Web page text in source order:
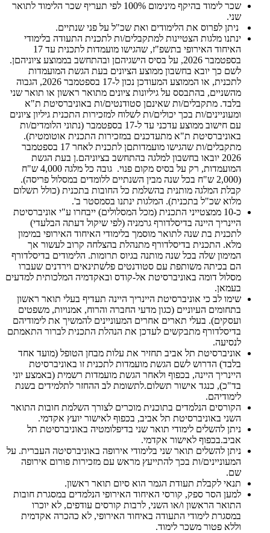
שכר לימוד בהיקף מינימום 100% לפי תעריף שכר הלימוד לתואר
שני.
ניתן לפרוס את הלימודים ואת שכ"ל על פני שנתיים.
ינתנו מלגות הצטיינות למתקבלים/ות לתכנית התעודה בלימודי
האיחוד האירופי בתשפ"ז, שהגישו מועמדות לתכנית עד 17
בספטמבר 2026, על בסיס הישגיהםן ובהתחשב בממוצע ציוניהםן.
לשם כך יובא בחשבון ממוצע הציונים בעת הגשת המועמדות
לתכנית, או הממוצע המעודכן נכון ל-17 בספטמבר 2026, הגבוה
מהשניים, בהתבסס על גיליונות ציונים מתואר ראשון או תואר שני
בלבד. מתקבלים/ות שאינםן סטודנטים/ות באוניברסיטת ת"א
ומעוניינים/ות בכך יכולים/ות לשלוח למזכירות התכנית גיליון ציונים
עם חישוב ממוצע עדכני עד ל-17 בספטמבר (נתוני הלומדים/ות
באוניברסיטת ת"א מתעדכנים במזכירות התכנית אוטומטית).
מתקבלים/ות שהגישו מועמדותםן לתכנית לאחר 17 בספטמבר
2026 יובאו בחשבון למלגה בהתחשב בציוניהם.ן בעת הגשת
המועמדות, רק על בסיס מקום פנוי. גובה כל מלגה 4,000 ש"ח
(2,000 ש"ח בכל שנה מבין השנתיים ללומדים במסלול פריסה).
קבלת המלגה מותנית בהשלמת כל החובות בתכנית (כולל תשלום
מלוא שכ"ל בתכנית). המלגות ינתנו בסמסטר ב'.
כ-10 ממצטייני התכנית (מכל המסלולים) ייבחרו ע"י אוניברסיטת
היינריך היינה בדיסלדורף גרמניה (לפי שיקול דעתה הבלעדי)
לתכנית בת שנה לתואר מוסמך בלימודי האיחוד האירופי במימון
מלא. התכנית בדיסלדורף מתנהלת בהצלחה קרוב לעשור אך
המימון שלה בכל שנה מותנה בגיוס תרומות. הלימודים בדיסלדורף
הם בכיתה משותפת עם סטודנטים פלשתינאים וירדנים שעברו
מסלול דומה באוניברסיטת אל-קודס ובאקדמיה המלכותית למדעים
בעמאן.
שימו לב כי אוניברסיטת היינריך היינה תעדיף בעלי תואר ראשון
בתחומים העיוניים (כגון מדעי החברה והרוח, אמנויות, משפטים
ועסקים). בעלי תארים אחרים המעוניינים להמשיך את לימודיהם
בדיסלדורף מתבקשים לעדכן את הנהלת התכנית לברור התאמתם
לנסיעה.
אוניברסיטת תל אביב תחזיר את עלות מבחן הטופל (מועד אחד
בלבד) הדרוש לשם הגשת מועמדות לתכנית זו באוניברסיטת
היינריך היינה, בכפוף ולאחר הגשת מועמדות רשמית (באמצע יוני
בד"כ), כנגד אישור תשלום.לתשומת לב ההחזר לתלמידים בשנת
לימודיהם.
הקורסים הנלמדים בתוכנית מוכרים לצורך השלמת חובות התואר
השני באוניברסיטת תל אביב, בכפוף לאישור יועץ אקדמי.
ניתן להשלים לימודי תואר שני בדיפלומטיה באוניברסיטת תל
אביב.בכפוף לאישור אקדמי.
ניתן להשלים תואר שני בלימודי אירופה באוניברסיטה העברית. על
המעוניינים/ות בכך להתייעץ מראש עם מזכירות פורום אירופה
שם.
תנאי לקבלת תעודת הגמר הוא סיום תואר ראשון.
למען הסר ספק, קורסי האיחוד האירופי הנלמדים במסגרת חובות
התואר הראשון ו/או השני, לרבות קורסים עודפים, לא יוכרו
במסגרת לימודי התעודה באיחוד האירופי, לא כהכרה אקדמית
וללא פטור משכר לימוד.